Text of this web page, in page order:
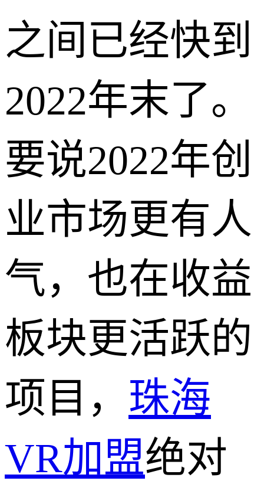
之间已经快到
2022年末了。
要说2022年创
业市场更有人
气，也在收益
板块更活跃的
项目， 珠海
VR加盟绝对